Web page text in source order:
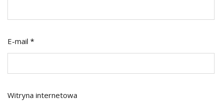
E-mail *
Witryna internetowa